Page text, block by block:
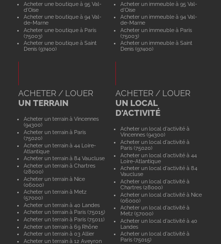
Acheter une boutique à 95 Val-
d'Oise
Acheter une boutique à 94 Val-
de-Marne
Acheter une boutique à Paris
(75003)
Acheter une boutique à Saint
Denis (97400)
Acheter un immeuble à 95 Val-
d'Oise
Acheter un immeuble à 94 Val-
de-Marne
Acheter un immeuble à Paris
(75003)
Acheter un immeuble à Saint
Denis (97400)
ACHETER / LOUER
UN TERRAIN
Acheter un terrain à Vincennes
(94300)
Acheter un terrain à Paris
(75020)
Acheter un terrain à 44 Loire-
Atlantique
Acheter un terrain à 84 Vaucluse
Acheter un terrain à Chartres
(28000)
Acheter un terrain à Nice
(06000)
Acheter un terrain à Metz
(57000)
Acheter un terrain à 40 Landes
Acheter un terrain à Paris (75015)
Acheter un terrain à Paris (75011)
Acheter un terrain à 69 Rhône
Acheter un terrain à 03 Allier
Acheter un terrain à 12 Aveyron
ACHETER / LOUER
UN LOCAL
D'ACTIVITÉ
Acheter un local d'activité à
Vincennes (94300)
Acheter un local d'activité à
Paris (75020)
Acheter un local d'activité à 44
Loire-Atlantique
Acheter un local d'activité à 84
Vaucluse
Acheter un local d'activité à
Chartres (28000)
Acheter un local d'activité à Nice
(06000)
Acheter un local d'activité à
Metz (57000)
Acheter un local d'activité à 40
Landes
Acheter un local d'activité à
Paris (75015)